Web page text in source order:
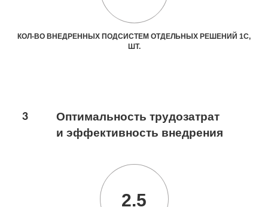
КОЛ-ВО ВНЕДРЕННЫХ ПОДСИСТЕМ ОТДЕЛЬНЫХ РЕШЕНИЙ 1С,
ШТ.
3
Оптимальность трудозатрат
и эффективность внедрения
2.5